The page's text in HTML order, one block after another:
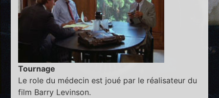
Tournage
Le role du médecin est joué par le réalisateur du
film Barry Levinson.